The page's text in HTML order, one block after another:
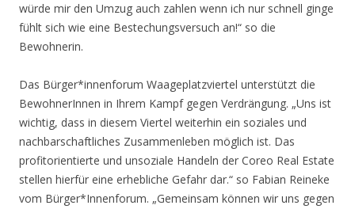
würde mir den Umzug auch zahlen wenn ich nur schnell ginge
fühlt sich wie eine Bestechungsversuch an!“ so die
Bewohnerin.
Das Bürger*innenforum Waageplatzviertel unterstützt die
BewohnerInnen in Ihrem Kampf gegen Verdrängung. „Uns ist
wichtig, dass in diesem Viertel weiterhin ein soziales und
nachbarschaftliches Zusammenleben möglich ist. Das
profitorientierte und unsoziale Handeln der Coreo Real Estate
stellen hierfür eine erhebliche Gefahr dar.“ so Fabian Reineke
vom Bürger*Innenforum. „Gemeinsam können wir uns gegen